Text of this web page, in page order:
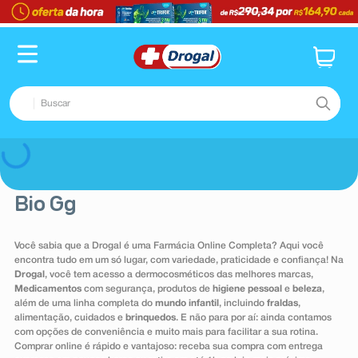
Buscar
Bio Gg
Você sabia que a Drogal é uma Farmácia Online Completa? Aqui você
encontra tudo em um só lugar, com variedade, praticidade e confiança! Na
Drogal , você tem acesso a dermocosméticos das melhores marcas,
Medicamentoscom segurança, produtos de higiene pessoal e beleza,
além de uma linha completa do mundo infantil , incluindo fraldas,
alimentação, cuidados e brinquedos. E não para por aí: ainda contamos
com opções de conveniência e muito mais para facilitar a sua rotina.
Comprar online é rápido e vantajoso: receba sua compra com entrega
TERMOS MAIS BUSCADOS
1º fralda
2º pampers confort sec max
3
º
5º
6º minoxidil
8º teste gravidez
9º esmalte
10ºabsorvente
TERMOS MAIS BUSCADOS
2º pampers confort sec max
4º lenço umedecido
5º tadalafila
6º minoxidil
7º desodorante